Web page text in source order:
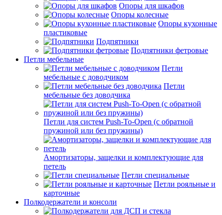
Опоры для шкафов
Опоры колесные
Опоры кухонные
пластиковые
Подпятники
Подпятники фетровые
Петли мебельные
Петли
мебельные с доводчиком
Петли
мебельные без доводчика
Петли для систем Push-To-Open (с обратной
пружиной или без пружины)
Амортизаторы, защелки и комплектующие для
петель
Петли специальные
Петли рояльные и
карточные
Полкодержатели и консоли